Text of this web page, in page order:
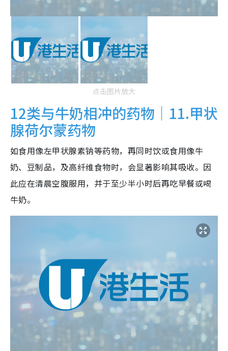
点击图片放大
12类与牛奶相冲的药物｜11.甲状
腺荷尔蒙药物
如食用像左甲状腺素钠等药物，再同时饮或食用像牛
奶、豆制品，及高纤维食物时，会显著影响其吸收。因
此应在清晨空腹服用，并于至少半小时后再吃早餐或喝
牛奶。